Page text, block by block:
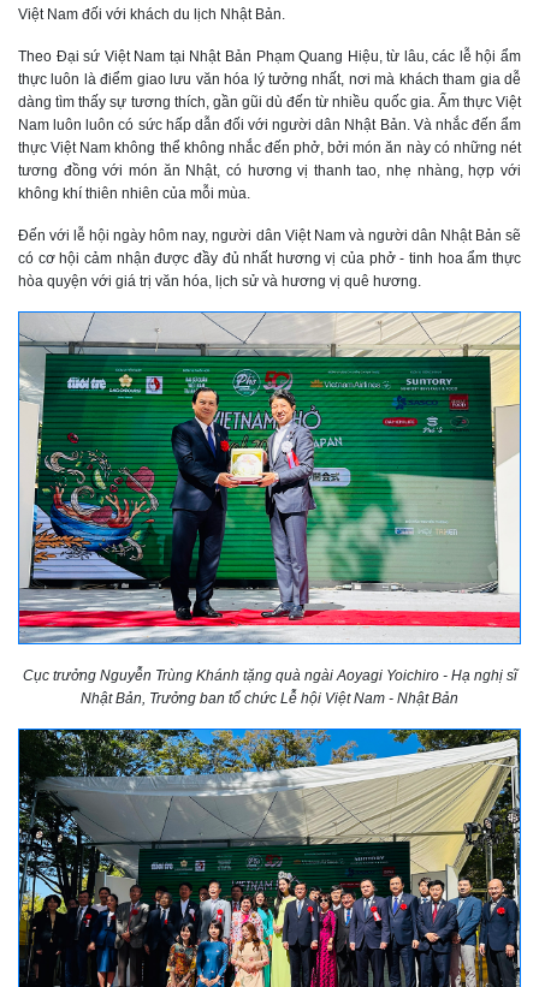
Việt Nam đối với khách du lịch Nhật Bản.
Theo Đại sứ Việt Nam tại Nhật Bản Phạm Quang Hiệu, từ lâu, các lễ hội ẩm
thực luôn là điểm giao lưu văn hóa lý tưởng nhất, nơi mà khách tham gia dễ
dàng tìm thấy sự tương thích, gần gũi dù đến từ nhiều quốc gia. Ẩm thực Việt
Nam luôn luôn có sức hấp dẫn đối với người dân Nhật Bản. Và nhắc đến ẩm
thực Việt Nam không thể không nhắc đến phở, bởi món ăn này có những nét
tương đồng với món ăn Nhật, có hương vị thanh tao, nhẹ nhàng, hợp với
không khí thiên nhiên của mỗi mùa.
Đến với lễ hội ngày hôm nay, người dân Việt Nam và người dân Nhật Bản sẽ
có cơ hội cảm nhận được đầy đủ nhất hương vị của phở - tinh hoa ẩm thực
hòa quyện với giá trị văn hóa, lịch sử và hương vị quê hương.
Cục trưởng Nguyễn Trùng Khánh tặng quà ngài Aoyagi Yoichiro - Hạ nghị sĩ
Nhật Bản, Trưởng ban tổ chức Lễ hội Việt Nam - Nhật Bản